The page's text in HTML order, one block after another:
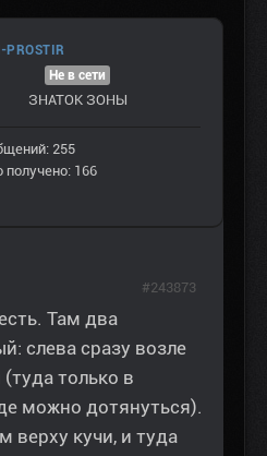
PROSTIR
Не в сети
ЗНАТОК ЗОНЫ
255
получено: 166
Там два
слева сразу возле
только в
можно дотянуться).
верху кучи, и туда
#243873